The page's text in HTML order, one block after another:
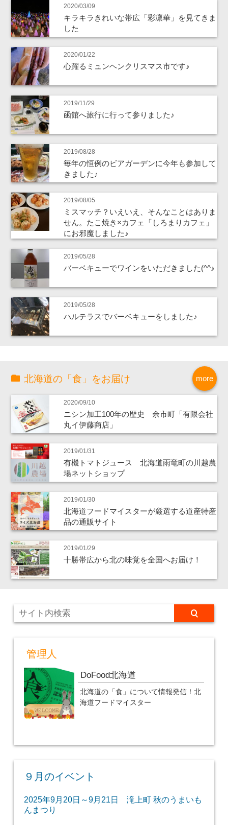
2020/03/09
キラキラきれいな帯広「彩凛華」を見てきま
した
2020/01/22
心躍るミュンヘンクリスマス市です♪
2019/11/29
函館へ旅行に行って参りました♪
2019/08/28
毎年の恒例のビアガーデンに今年も参加して
きました♪
2019/08/05
ミスマッチ？いえいえ、そんなことはありま
せん。たこ焼き×カフェ「しろまりカフェ」
にお邪魔しました♪
2019/05/28
バーベキューでワインをいただきました(^^♪
2019/05/28
ハルテラスでバーベキューをしました♪
more
北海道の「食」をお届け
2020/09/10
ニシン加工100年の歴史 余市町「有限会社
丸イ伊藤商店」
2019/01/31
有機トマトジュース 北海道雨竜町の川越農
場ネットショップ
2019/01/30
北海道フードマイスターが厳選する道産特産
品の通販サイト
2019/01/29
十勝帯広から北の味覚を全国へお届け！
管理人
DoFood北海道
北海道の「食」について情報発信！北
海道フードマイスター
９月のイベント
2025年9月20日～9月21日 滝上町 秋のうまいも
んまつり